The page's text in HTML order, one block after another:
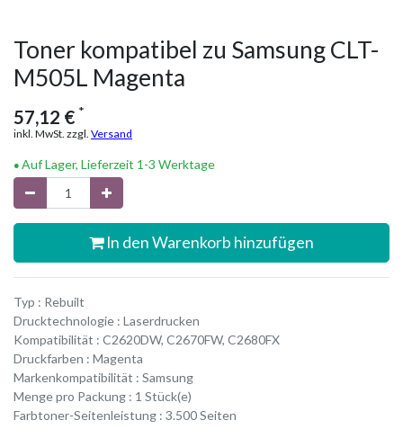
Toner kompatibel zu Samsung CLT-
M505L Magenta
57,12 € *
inkl. MwSt. zzgl. Versand
Auf Lager, Lieferzeit 1-3 Werktage
In den Warenkorb hinzufügen
Typ : Rebuilt
Drucktechnologie : Laserdrucken
Kompatibilität : C2620DW, C2670FW, C2680FX
Druckfarben : Magenta
Markenkompatibilität : Samsung
Menge pro Packung : 1 Stück(e)
Farbtoner-Seitenleistung : 3.500 Seiten